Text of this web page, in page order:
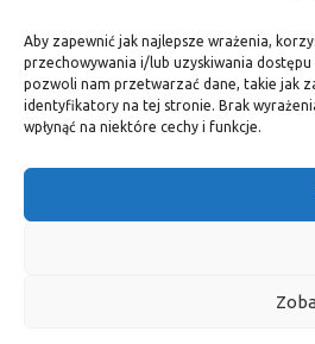
Aby zapewnić jak najlepsze wrażenia,
przechowywania i/lub uzyskiwania
pozwoli nam przetwarzać dane, takie jak
identyfikatory na tej stronie. Brak
wpłynąć na niektóre cechy i funkcje.